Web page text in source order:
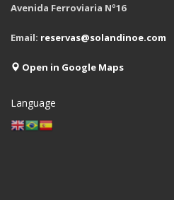
Avenida Ferroviaria Nº16
Email: reservas@solandinoe.com
Open in Google Maps
Language